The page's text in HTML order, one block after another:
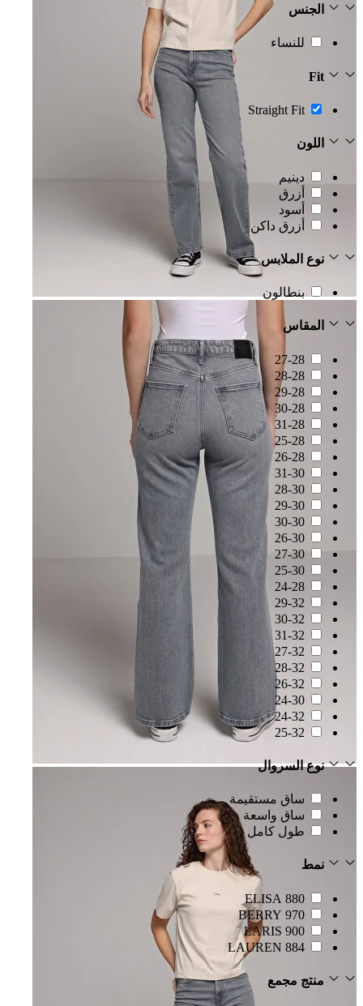
الجنس
للنساء
Fit
Straight Fit
اللون
دينيم
أزرق
أسود
أزرق داكن
نوع الملابس
بنطالون
المقاس
27-28
28-28
29-28
30-28
31-28
25-28
26-28
31-30
28-30
29-30
30-30
26-30
27-30
25-30
24-28
29-32
30-32
31-32
27-32
28-32
26-32
24-30
24-32
25-32
نوع السروال
ساق مستقيمة
ساق واسعة
طول كامل
نمط
880 ELISA
970 BERRY
900 LARIS
884 LAUREN
منتج مجمع